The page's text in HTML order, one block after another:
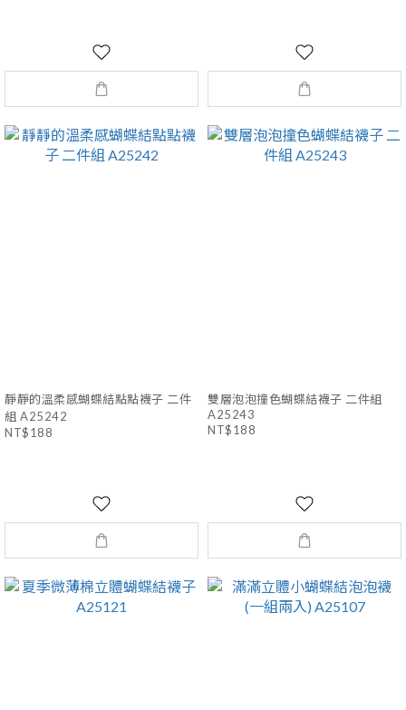
靜靜的溫柔感蝴蝶結點點襪子 二件
組 A25242
NT$188
雙層泡泡撞色蝴蝶結襪子 二件組
A25243
NT$188